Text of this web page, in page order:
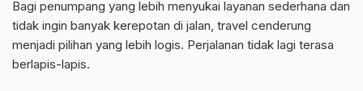
Bagi penumpang yang lebih menyukai layanan sederhana dan
tidak ingin banyak kerepotan di jalan, travel cenderung
menjadi pilihan yang lebih logis. Perjalanan tidak lagi terasa
berlapis-lapis.